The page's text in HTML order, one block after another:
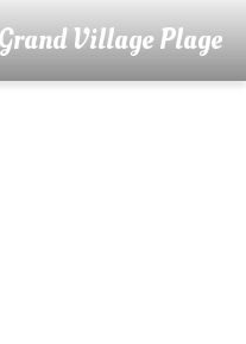
Village Plage